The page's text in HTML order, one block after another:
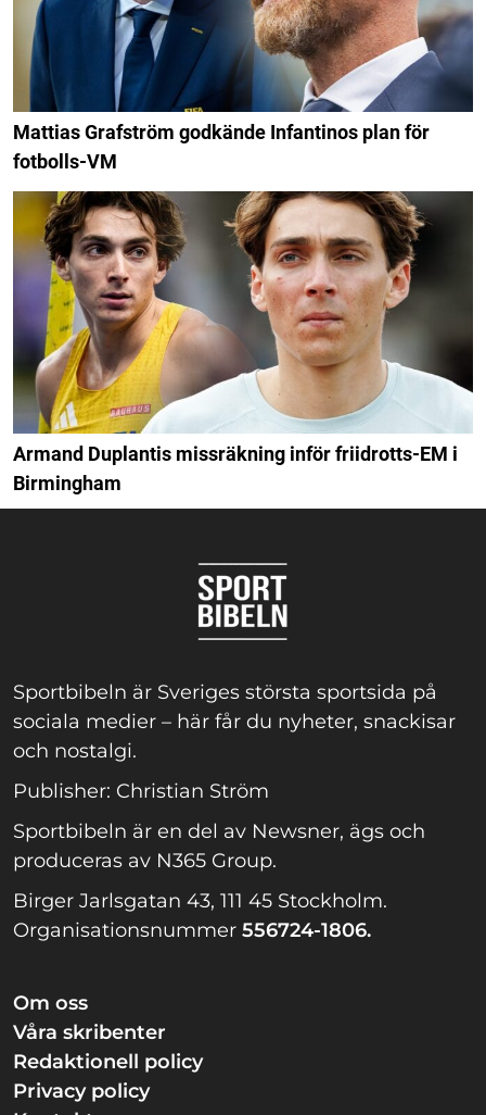
Mattias Grafström godkände Infantinos plan för
fotbolls-VM
Armand Duplantis missräkning inför friidrotts-EM i
Birmingham
Sportbibeln är Sveriges största sportsida på
sociala medier – här får du nyheter, snackisar
och nostalgi.
Publisher: Christian Ström
Sportbibeln är en del av Newsner, ägs och
produceras av N365 Group.
Birger Jarlsgatan 43, 111 45 Stockholm.
Organisationsnummer 556724-1806.
Om oss
Våra skribenter
Redaktionell policy
Privacy policy